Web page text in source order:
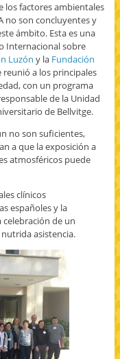
los factores ambientales
no son concluyentes y
ámbito. Esta es una
Internacional sobre
Luzón y la Fundación
a los principales
con un programa
de la Unidad
de Bellvitge.
no son suficientes,
a que la exposición a
atmosféricos puede
clínicos
españoles y la
de un
asistencia.